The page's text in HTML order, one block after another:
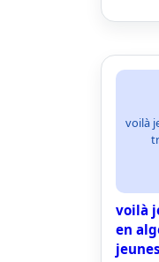
voilà
voilà
en